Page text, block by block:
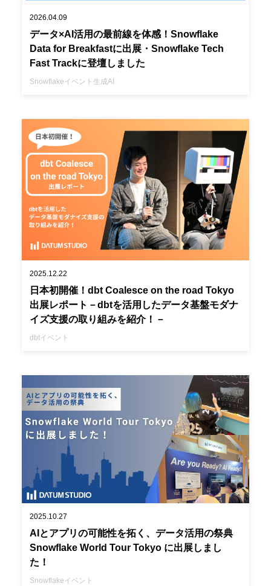
2026.04.09
データ×AI活用の最前線を体感！Snowflake
Data for Breakfastに出展・Snowflake Tech
Fast Trackに登壇しました
Snowflakeイベント生成AI
2025.12.22
日本初開催！dbt Coalesce on the road Tokyo
出展レポート－dbtを活用したデータ基盤モダナ
イズ支援の取り組みを紹介！－
dbtイベント
2025.10.27
AIとアプリの可能性を拓く、データ活用の祭典
Snowflake World Tour Tokyo に出展しまし
た！
Snowflakeイベント